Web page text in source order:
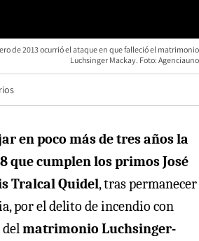
de 2013 ocurrió el ataque en que falleció el matrimonio
Luchsinger Mackay. Foto: Agenciauno
en poco más de tres años la
que cumplen los primos José
Tralcal Quidel, tras permanecer
por el delito de incendio con
matrimonio Luchsinger-